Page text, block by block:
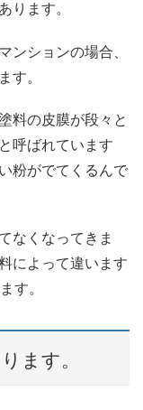
ります。
ンションの場合、
す。
料の皮膜が段々と
呼ばれています
粉がでてくるんで
なくなってきま
によって違います
す。
ます。